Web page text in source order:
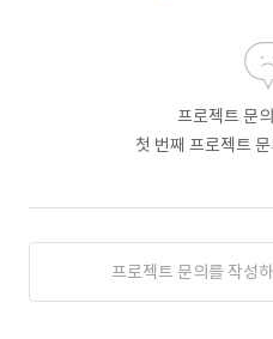
프로젝트 문
첫 번째 프로젝트
프로젝트 문의를 작성